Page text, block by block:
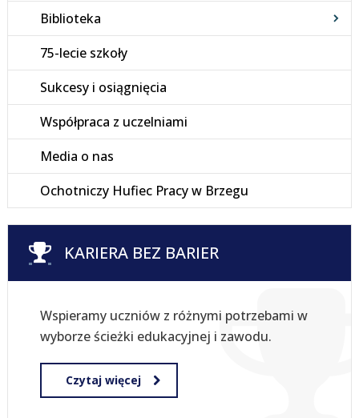
Biblioteka
75-lecie szkoły
Sukcesy i osiągnięcia
Współpraca z uczelniami
Media o nas
Ochotniczy Hufiec Pracy w Brzegu
KARIERA BEZ BARIER
Wspieramy uczniów z różnymi potrzebami w
wyborze ścieżki edukacyjnej i zawodu.
Czytaj więcej